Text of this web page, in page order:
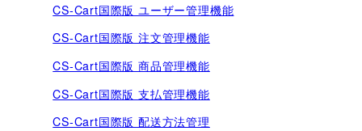
CS-Cart国際版 ユーザー管理機能
CS-Cart国際版 注文管理機能
CS-Cart国際版 商品管理機能
CS-Cart国際版 支払管理機能
CS-Cart国際版 配送方法管理